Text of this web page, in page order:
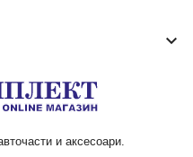
keyboard_arrow_down
и аксесоари.